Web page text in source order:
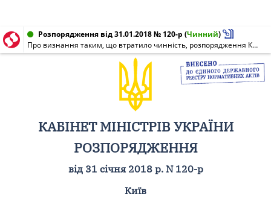
Розпорядження від 31.01.2018 № 120-р (Чинний)
Про визнання таким, що втратило чинність, розпорядження Кабінету Міністрів України від 3 березня 2017 р. N 134